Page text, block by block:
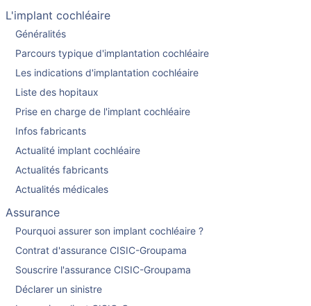
L'implant cochléaire
Généralités
Parcours typique d'implantation cochléaire
Les indications d'implantation cochléaire
Liste des hopitaux
Prise en charge de l'implant cochléaire
Infos fabricants
Actualité implant cochléaire
Actualités fabricants
Actualités médicales
Assurance
Pourquoi assurer son implant cochléaire ?
Contrat d'assurance CISIC-Groupama
Souscrire l'assurance CISIC-Groupama
Déclarer un sinistre